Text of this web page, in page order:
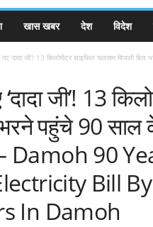
खास खबर देश विदेश
‘दादा जी’! 13 किलोमीटर साइकिल चलाकर बिजली बिल
जी’! 13
पहुंचे 90
Damoh 90
Bill
In Damoh